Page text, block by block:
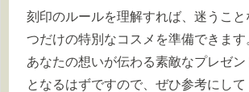
刻印のルールを理解すれば、迷うこ
つだけの特別なコスメを準備できます
あなたの想いが伝わる素敵なプレゼ
となるはずですので、ぜひ参考にして